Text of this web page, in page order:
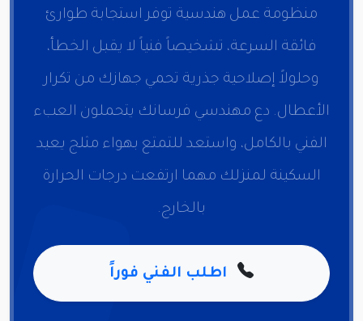
منظومة عمل هندسية توفر استجابة طوارئ
فائقة السرعة، تشخيصاً فنياً لا يقبل الخطأ،
وحلولاً إصلاحية جذرية تحمي جهازك من تكرار
الأعطال. دع مهندسي فرسانك يتحملون العبء
الفني بالكامل، واستعد للتمتع بهواء مثلج يعيد
السكينة لمنزلك مهما ارتفعت درجات الحرارة
بالخارج.
اطلب الفني فوراً